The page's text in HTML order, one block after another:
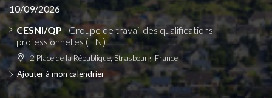
10/09/2026
CESNI/QP- Groupe de travail des qualifications
professionnelles (EN)
2 Place de la République, Strasbourg, France
Ajouter à mon calendrier